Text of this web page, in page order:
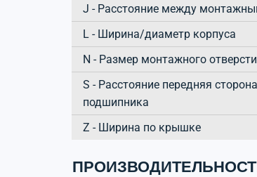
J - Расстояние между
L - Ширина/диаметр корпуса
N - Размер монтажного
S - Расстояние передняя
подшипника
Z - Ширина по крышке